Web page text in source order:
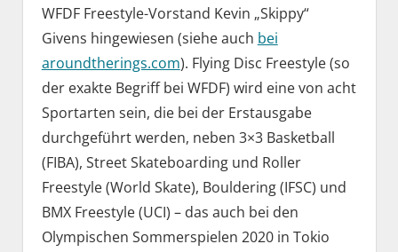
WFDF Freestyle-Vorstand Kevin „Skippy“
Givens hingewiesen (siehe auch bei
aroundtherings.com). Flying Disc Freestyle (so
der exakte Begriff bei WFDF) wird eine von acht
Sportarten sein, die bei der Erstausgabe
durchgeführt werden, neben 3×3 Basketball
(FIBA), Street Skateboarding und Roller
Freestyle (World Skate), Bouldering (IFSC) und
BMX Freestyle (UCI) – das auch bei den
Olympischen Sommerspielen 2020 in Tokio